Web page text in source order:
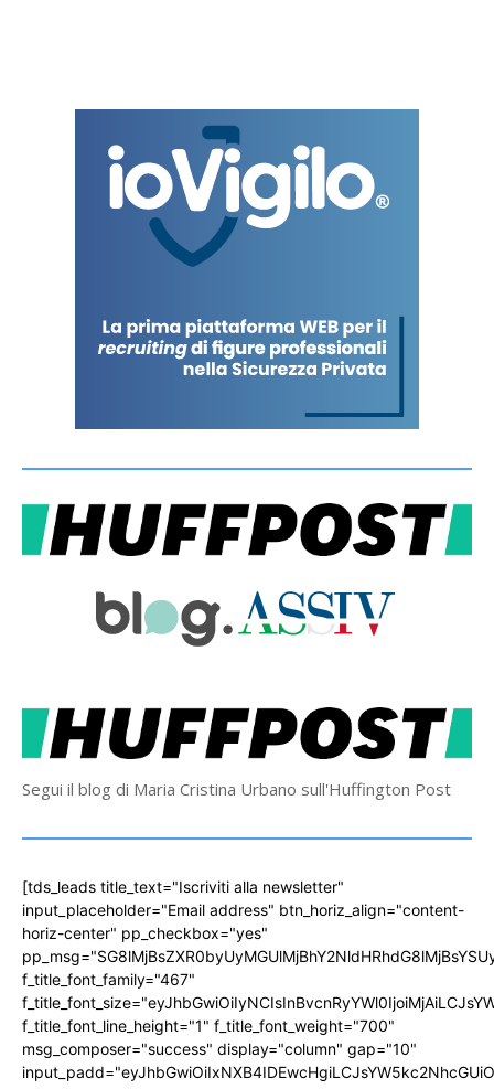
Segui il blog di Maria Cristina Urbano sull'Huffington Post
[tds_leads title_text="Iscriviti alla newsletter"
input_placeholder="Email address" btn_horiz_align="content-
horiz-center" pp_checkbox="yes"
f_title_font_family="467"
f_title_font_line_height="1" f_title_font_weight="700"
msg_composer="success" display="column" gap="10"